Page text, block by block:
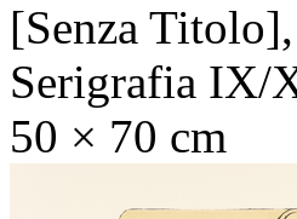
[Senza Titolo],
Serigrafia IX/
50 × 70 cm